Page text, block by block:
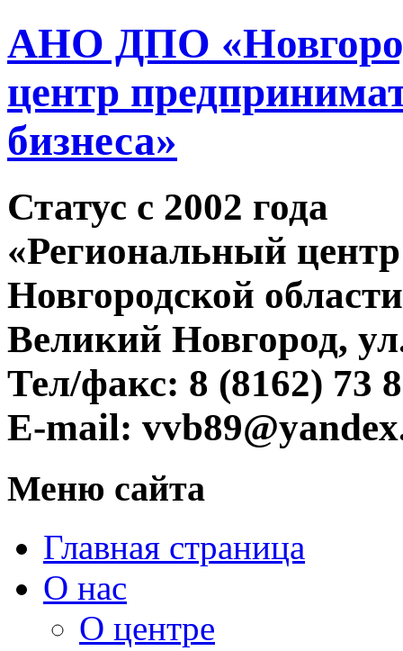
АНО ДПО
центр
бизнеса»
Статус c 2002 года
«Региональный
Новгородской
Великий Новгород,
Тел/факс: 8 (8162) 73
E-mail:
Меню сайта
Главная страница
О нас
О центре